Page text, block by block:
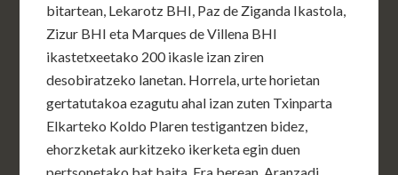
bitartean, Lekarotz BHI, Paz de Ziganda Ikastola,
Zizur BHI eta Marques de Villena BHI
ikastetxeetako 200 ikasle izan ziren
desobiratzeko lanetan. Horrela, urte horietan
gertatutakoa ezagutu ahal izan zuten Txinparta
Elkarteko Koldo Plaren testigantzen bidez,
ehorzketak aurkitzeko ikerketa egin duen